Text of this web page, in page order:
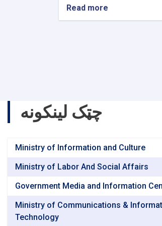
Read more
Examination
چټک لینکونه
Ministry of Information and Culture
Ministry of Labor And Social Affairs
Government Media and Information
Ministry of Communications &
Technology